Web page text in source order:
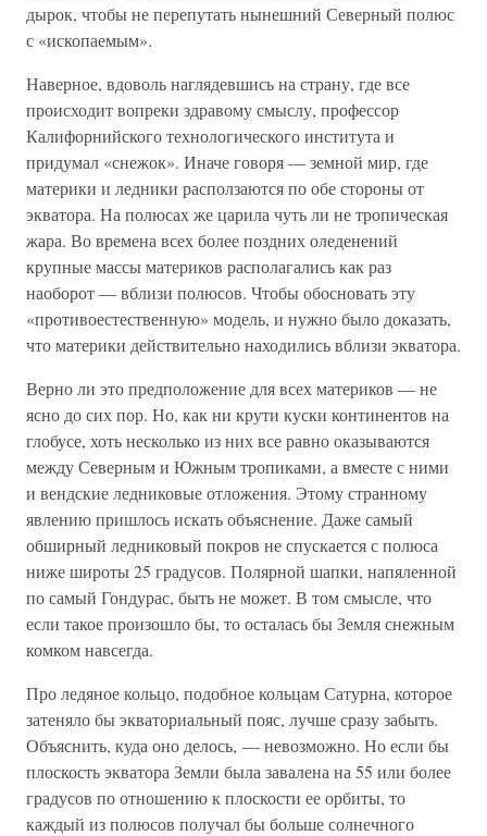
дырок, чтобы не перепутать нынешний Северный полюс
с «ископаемым».
Наверное, вдоволь наглядевшись на страну, где все
происходит вопреки здравому смыслу, профессор
Калифорнийского технологического института и
придумал «снежок». Иначе говоря — земной мир, где
материки и ледники расползаются по обе стороны от
экватора. На полюсах же царила чуть ли не тропическая
жара. Во времена всех более поздних оледенений
крупные массы материков располагались как раз
наоборот — вблизи полюсов. Чтобы обосновать эту
«противоестественную» модель, и нужно было доказать,
что материки действительно находились вблизи экватора.
Верно ли это предположение для всех материков — не
ясно до сих пор. Но, как ни крути куски континентов на
глобусе, хоть несколько из них все равно оказываются
между Северным и Южным тропиками, а вместе с ними
и вендские ледниковые отложения. Этому странному
явлению пришлось искать объяснение. Даже самый
обширный ледниковый покров не спускается с полюса
ниже широты 25 градусов. Полярной шапки, напяленной
по самый Гондурас, быть не может. В том смысле, что
если такое произошло бы, то осталась бы Земля снежным
комком навсегда.
Про ледяное кольцо, подобное кольцам Сатурна, которое
затеняло бы экваториальный пояс, лучше сразу забыть.
Объяснить, куда оно делось, — невозможно. Но если бы
плоскость экватора Земли была завалена на 55 или более
градусов по отношению к плоскости ее орбиты, то
каждый из полюсов получал бы больше солнечного